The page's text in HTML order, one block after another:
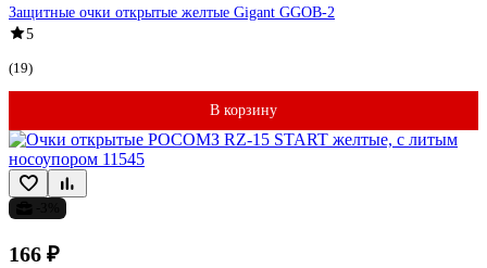
Защитные очки открытые желтые Gigant GGOB-2
5
(19)
В корзину
166 ₽